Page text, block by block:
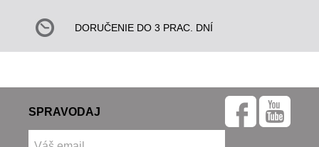
DORUČENIE DO 3 PRAC. DNÍ
SPRAVODAJ